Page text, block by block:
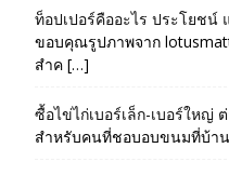
ท็อปเปอร์คืออะไร ประโยชน์
ขอบคุณรูปภาพจาก
สำค […]
ซื้อไข่ไก่เบอร์เล็ก-เบอร์ใหญ่
สำหรับคนที่ชอบอบขนมที่บ้า